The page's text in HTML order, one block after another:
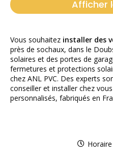
Afficher
Vous souhaitez installer des
près de sochaux, dans le
solaires et des portes de
fermetures et protections
chez ANL PVC. Des experts
conseiller et installer chez
personnalisés, fabriqués en